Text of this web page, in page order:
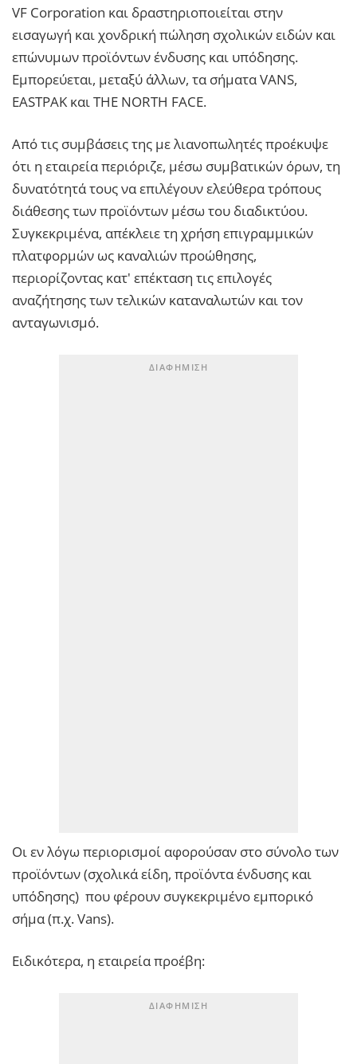
VF Corporation και δραστηριοποιείται στην
εισαγωγή και χονδρική πώληση σχολικών ειδών και
επώνυμων προϊόντων ένδυσης και υπόδησης.
Εμπορεύεται, μεταξύ άλλων, τα σήματα VANS,
EASTPAK και THE NORTH FACE.
Από τις συμβάσεις της με λιανοπωλητές προέκυψε
ότι η εταιρεία περιόριζε, μέσω συμβατικών όρων, τη
δυνατότητά τους να επιλέγουν ελεύθερα τρόπους
διάθεσης των προϊόντων μέσω του διαδικτύου.
Συγκεκριμένα, απέκλειε τη χρήση επιγραμμικών
πλατφορμών ως καναλιών προώθησης,
περιορίζοντας κατ' επέκταση τις επιλογές
αναζήτησης των τελικών καταναλωτών και τον
ανταγωνισμό.
Οι εν λόγω περιορισμοί αφορούσαν στο σύνολο των
προϊόντων (σχολικά είδη, προϊόντα ένδυσης και
υπόδησης) που φέρουν συγκεκριμένο εμπορικό
σήμα (π.χ. Vans).
Ειδικότερα, η εταιρεία προέβη: